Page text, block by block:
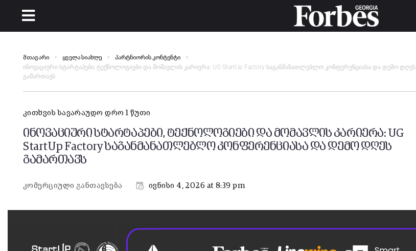
მთავარი ყველა სიახლე პარტნიორის კონტენტი
ინოვაციური სტარტაპები, ტექნოლოგიები და მომავლის კარიერა: UG StartUp Factory საგანმანათლებლო კონფერენციასა და დემო დღეს
გამართავს
კითხვის სავარაუდო დრო 1 წუთი
ინოვაციური სტარტაპები, ტექნოლოგიები და მომავლის კარიერა: UG
StartUp Factory საგანმანათლებლო კონფერენციასა და დემო დღეს
გამართავს
კომერციული განთავსება ივნისი 4, 2026 at 8:39 pm